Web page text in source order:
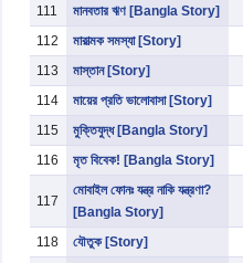
111
মানবতার ঋণ [Bangla Story]
112
মারাত্মক সমস্যা [Story]
113
মাস্তান [Story]
114
মায়ের প্রতি ভালোবাসা [Story]
115
মুক্তিযুদ্ধ [Bangla Story]
116
মৃত বিবেক! [Bangla Story]
117
মোবাইল ফোনঃ যন্ত্র নাকি যন্ত্রণা?
[Bangla Story]
118
যৌতুক [Story]